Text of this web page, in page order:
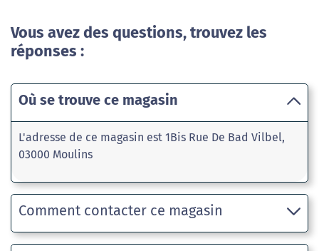
Vous avez des questions, trouvez les
réponses :
Où se trouve ce magasin
L'adresse de ce magasin est 1Bis Rue De Bad Vilbel,
03000 Moulins
Comment contacter ce magasin